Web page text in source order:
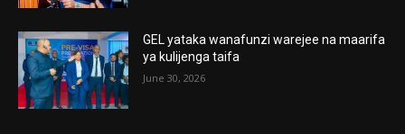
GEL yataka wanafunzi warejee na maarifa
ya kulijenga taifa
June 30, 2026